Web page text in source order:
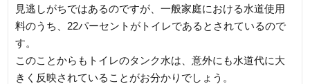
見逃しがちではあるのですが、一般家庭における水道使用
料のうち、22パーセントがトイレであるとされているので
す。
このことからもトイレのタンク水は、意外にも水道代に大
きく反映されていることがお分かりでしょう。